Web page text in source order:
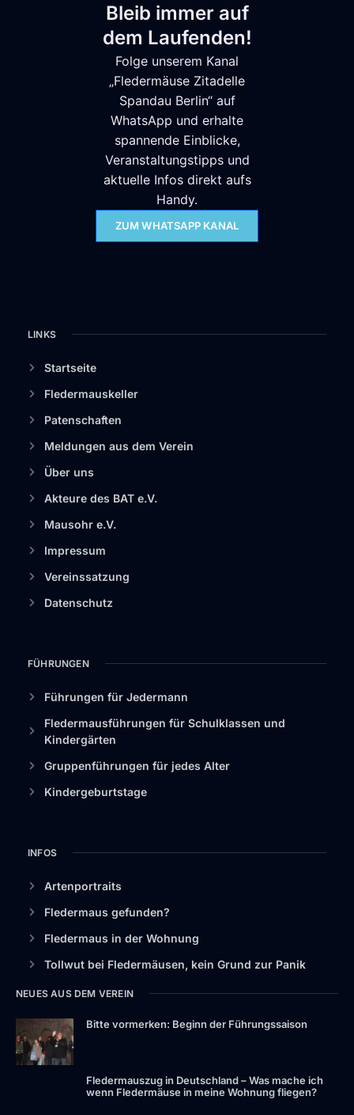
Bleib immer auf
dem Laufenden!
Folge unserem Kanal
„Fledermäuse Zitadelle
Spandau Berlin“ auf
WhatsApp und erhalte
spannende Einblicke,
Veranstaltungstipps und
aktuelle Infos direkt aufs
Handy.
ZUM WHATSAPP KANAL
LINKS
Startseite
Fledermauskeller
Patenschaften
Meldungen aus dem Verein
Über uns
Akteure des BAT e.V.
Mausohr e.V.
Impressum
Vereinssatzung
Datenschutz
FÜHRUNGEN
Führungen für Jedermann
Fledermausführungen für Schulklassen und
Kindergärten
Gruppenführungen für jedes Alter
Kindergeburtstage
INFOS
Artenportraits
Fledermaus gefunden?
Fledermaus in der Wohnung
Tollwut bei Fledermäusen, kein Grund zur Panik
NEUES AUS DEM VEREIN
Bitte vormerken: Beginn der Führungssaison
Fledermauszug in Deutschland – Was mache ich
wenn Fledermäuse in meine Wohnung fliegen?